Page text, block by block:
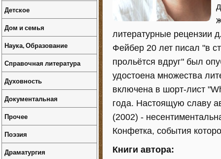
литературные рецензии
Фейбер 20 лет писал "в
прольётся вдруг" был
удостоена множества
включена в шорт-лист
года. Настоящую славу
(2002) -
Конфетка, события
Книги автора:
Детское
Дом и семья
Наука, Образование
Справочная литература
Духовность
Документальная
Прочее
Поэзия
Драматургия